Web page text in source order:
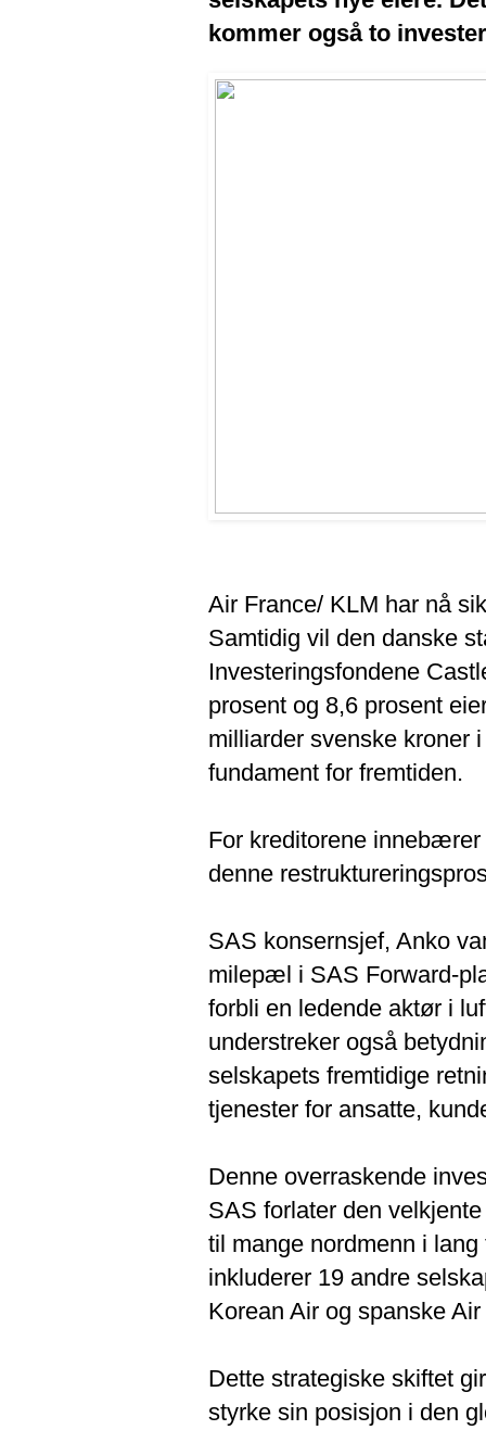
kommer også to
Air France/ KLM har nå
Samtidig vil den danske
Investeringsfondene
prosent og 8,6 prosent
milliarder svenske kroner
fundament for fremtiden.
For kreditorene
denne
SAS konsernsjef, Anko
milepæl i SAS Forward-
forbli en ledende aktør i
understreker også
selskapets fremtidige
tjenester for ansatte,
Denne overraskende
SAS forlater den
til mange nordmenn i
inkluderer 19 andre
Korean Air og spanske
Dette strategiske skiftet
styrke sin posisjon i den